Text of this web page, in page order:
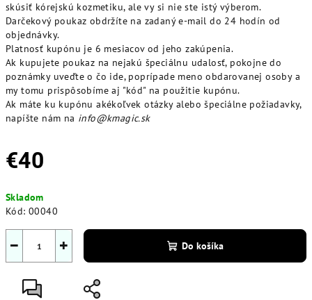
skúsiť kórejskú kozmetiku, ale vy si nie ste istý výberom.
Darčekový poukaz obdržíte na zadaný e-mail do 24 hodín od
objednávky.
Platnosť kupónu je 6 mesiacov od jeho zakúpenia.
Ak kupujete poukaz na nejakú špeciálnu udalosť, pokojne do
poznámky uveďte o čo ide, poprípade meno obdarovanej osoby a
my tomu prispôsobíme aj "kód" na použitie kupónu.
Ak máte ku kupónu akékoľvek otázky alebo špeciálne požiadavky,
napíšte nám na info@kmagic.sk
€40
cena:
Skladom
Kód: 00040
+
− Do košíka